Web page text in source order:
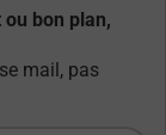
bon plan,
mail, pas